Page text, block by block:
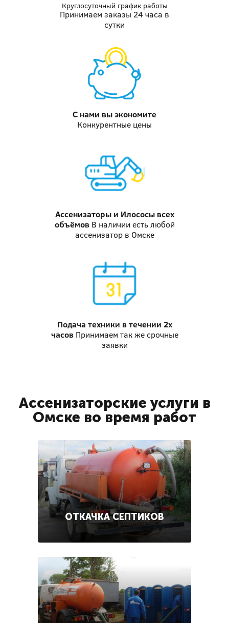
Круглосуточный график работы
Принимаем заказы 24 часа в
сутки
С нами выэкономите
Конкурентные цены
Ассенизаторы и Илососывсех
объёмов В наличии есть любой
ассенизатор в Омске
Подача техники в течении 2х
часов Принимаем так же срочные
заявки
Ассенизаторские услуги в
Омске во время работ
ОТКАЧКА СЕПТИКОВ